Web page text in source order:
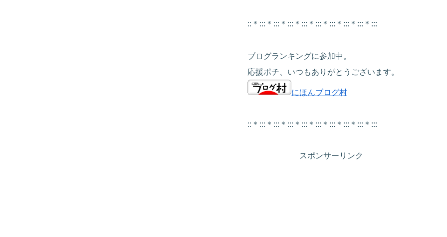
::＊:::＊:::＊:::＊:::＊:::＊:::＊:::＊:::＊:::
ブログランキングに参加中。
応援ポチ、いつもありがとうございます。
にほんブログ村
::＊:::＊:::＊:::＊:::＊:::＊:::＊:::＊:::＊:::
スポンサーリンク